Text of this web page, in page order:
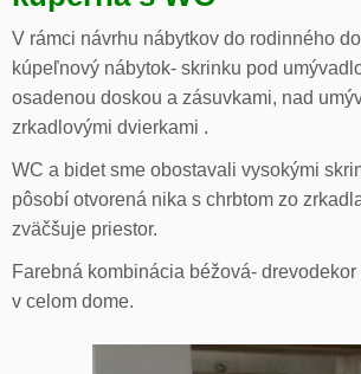
V rámci návrhu nábytkov do rodinného
kúpeľnový nábytok- skrinku pod
osadenou doskou a zásuvkami, nad
zrkadlovými dvierkami .
WC a bidet sme obostavali vysokými
pôsobí otvorená nika s chrbtom zo
zväčšuje priestor.
Farebná kombinácia béžová-
v celom dome.